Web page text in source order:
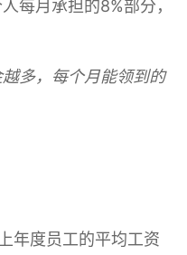
每月承担的8%部分，
多，每个月能领到的
年度员工的平均工资